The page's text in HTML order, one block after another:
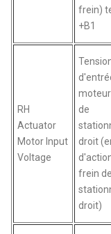
frein)
+B1
RH
Actuator
Motor Input
Voltage
de
droit
frein de
droit)